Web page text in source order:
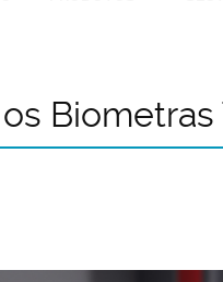
Biometras